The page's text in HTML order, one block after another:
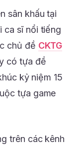
sân khấu tại
ca sĩ nổi tiếng
chủ đề CKTG
có tựa đề
kỷ niệm 15
tựa game
trên các kênh